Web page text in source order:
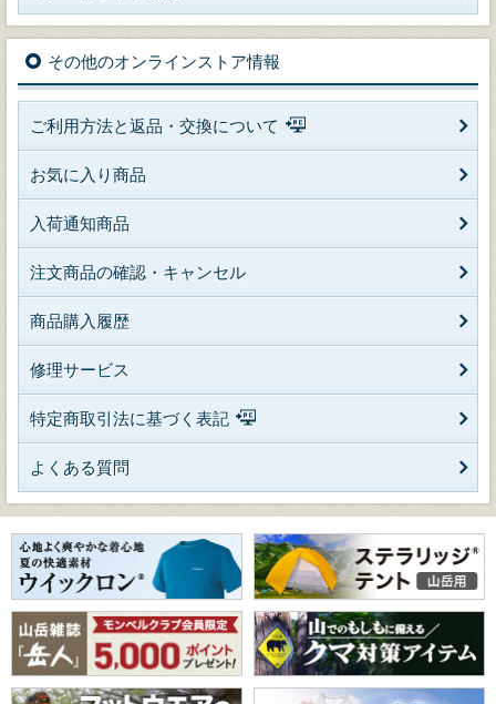
その他のオンラインストア情報
ご利用方法と返品・交換について
お気に入り商品
入荷通知商品
注文商品の確認・キャンセル
商品購入履歴
修理サービス
特定商取引法に基づく表記
よくある質問